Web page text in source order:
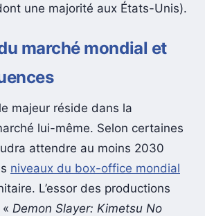
une majorité aux États-Unis).
marché mondial et
majeur réside dans la
lui-même. Selon certaines
attendre au moins 2030
niveaux du box-office mondial
L’essor des productions
Demon Slayer: Kimetsu No